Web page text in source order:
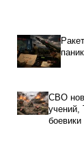
СВО
учений,